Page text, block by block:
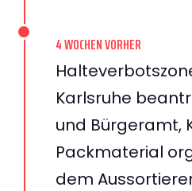
4 WOCHEN VORHER
Karlsruhe
und Bürgeramt,
Packmaterial
dem